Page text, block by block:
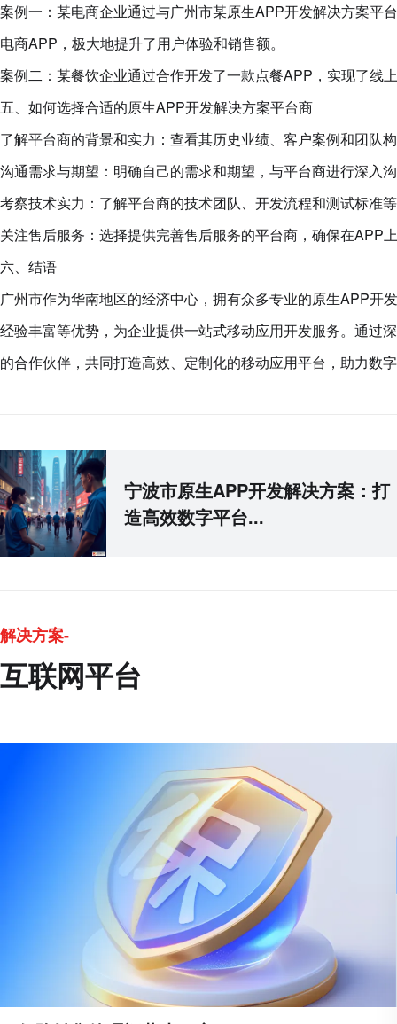
案例一：某电商企业通过与广州市某原生APP开发解决方案平
电商APP，极大地提升了用户体验和销售额。
案例二：某餐饮企业通过合作开发了一款点餐APP，实现了线
五、如何选择合适的原生APP开发解决方案平台商
了解平台商的背景和实力：查看其历史业绩、客户案例和团队
沟通需求与期望：明确自己的需求和期望，与平台商进行深入
考察技术实力：了解平台商的技术团队、开发流程和测试标准
关注售后服务：选择提供完善售后服务的平台商，确保在APP
六、结语
广州市作为华南地区的经济中心，拥有众多专业的原生APP开
经验丰富等优势，为企业提供一站式移动应用开发服务。通过
的合作伙伴，共同打造高效、定制化的移动应用平台，助力数
宁波市原生APP开发解决方案：打
造高效数字平台...
解决方案-
互联网平台